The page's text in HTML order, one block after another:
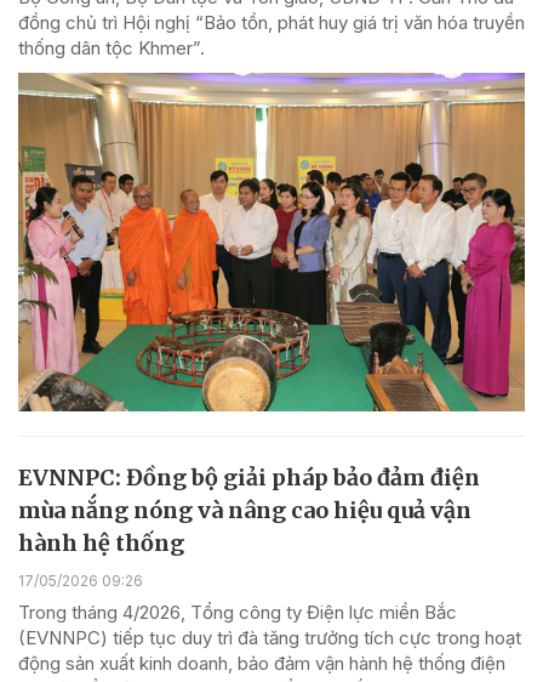
đồng chủ trì Hội nghị “Bảo tồn, phát huy giá trị văn hóa truyền
thống dân tộc Khmer”.
EVNNPC: Đồng bộ giải pháp bảo đảm điện
mùa nắng nóng và nâng cao hiệu quả vận
hành hệ thống
17/05/2026 09:26
Trong tháng 4/2026, Tổng công ty Điện lực miền Bắc
(EVNNPC) tiếp tục duy trì đà tăng trưởng tích cực trong hoạt
động sản xuất kinh doanh, bảo đảm vận hành hệ thống điện